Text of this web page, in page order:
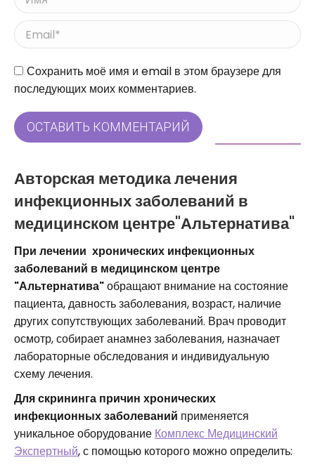
Email *
СайтСохранить моё имя и email в этом браузере для
последующих моих комментариев.
ОСТАВИТЬ КОММЕНТАРИЙ
Авторская методика лечения
инфекционных заболеваний в
медицинском центре"Альтернатива"
При лечении хронических инфекционных
заболеваний в медицинском центре
"Альтернатива"обращают внимание на состояние
пациента, давность заболевания, возраст, наличие
других сопутствующих заболеваний. Врач проводит
осмотр, собирает анамнез заболевания, назначает
лабораторные обследования и индивидуальную
схему лечения.
Для скрининга причин хронических
инфекционных заболеваний применяется
уникальное оборудование Комплекс Медицинский
Экспертный, с помощью которого можно определить: